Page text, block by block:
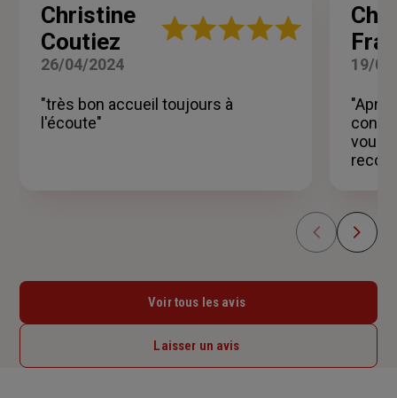
Christine
Coutiez
Note
étoiles
26/04/2024
"très bon accueil toujours à
l'écoute"
19/
vous
Voir tous les avis
Laisser un avis